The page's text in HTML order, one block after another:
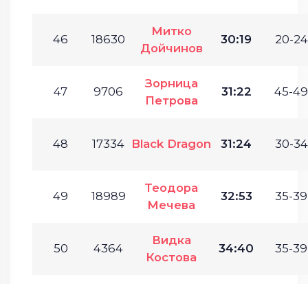
46 18630
Митко
Дойчинов
30:19 20-
47 9706
Зорница
Петрова
31:22 45-
48 17334 Black Dragon 31:24 30-
49 18989
Теодора
Мечева
32:53 35-
50 4364
Видка
Костова
34:40 35-